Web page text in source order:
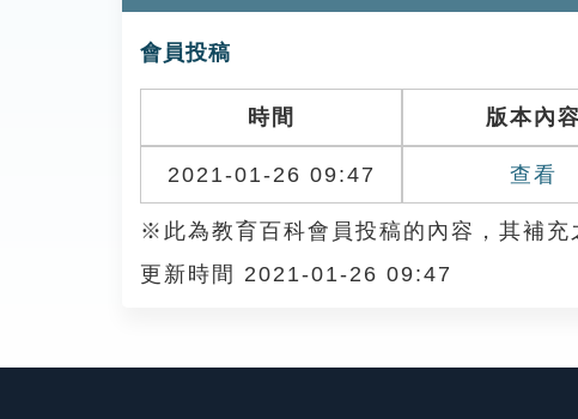
會員投稿
時間 版本內容
2021-01-26 09:47 查看
※此為教育百科會員投稿的內容，其補充
更新時間 2021-01-26 09:47